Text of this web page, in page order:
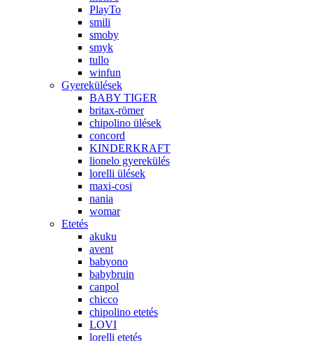
PlayTo
smili
smoby
smyk
tullo
winfun
Gyerekülések
BABY TIGER
britax-römer
chipolino ülések
concord
KINDERKRAFT
lionelo gyerekülés
lorelli ülések
maxi-cosi
nania
womar
Etetés
akuku
avent
babyono
babybruin
canpol
chicco
chipolino etetés
LOVI
lorelli etetés